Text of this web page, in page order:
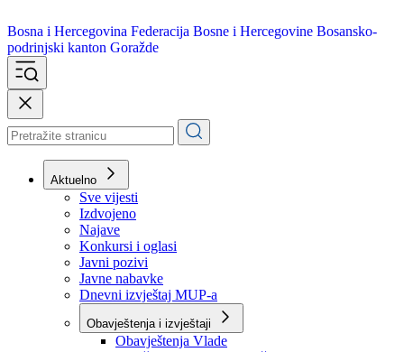
Bosna i Hercegovina
podrinjski kanton Goražde
Aktuelno
Sve vijesti
Izdvojeno
Najave
Konkursi i oglasi
Javni pozivi
Javne nabavke
Dnevni izvještaj MUP-a